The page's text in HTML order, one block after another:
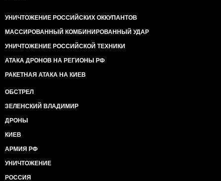
УНИЧТОЖЕНИЕ РОССИЙСКИХ ОККУПАНТОВ
МАССИРОВАННЫЙ КОМБИНИРОВАННЫЙ УДАР
УНИЧТОЖЕНИЕ РОССИЙСКОЙ ТЕХНИКИ
АТАКА ДРОНОВ НА РЕГИОНЫ РФ
РАКЕТНАЯ АТАКА НА КИЕВ
ОБСТРЕЛ
ЗЕЛЕНСКИЙ ВЛАДИМИР
ДРОНЫ
КИЕВ
АРМИЯ РФ
УНИЧТОЖЕНИЕ
РОССИЯ